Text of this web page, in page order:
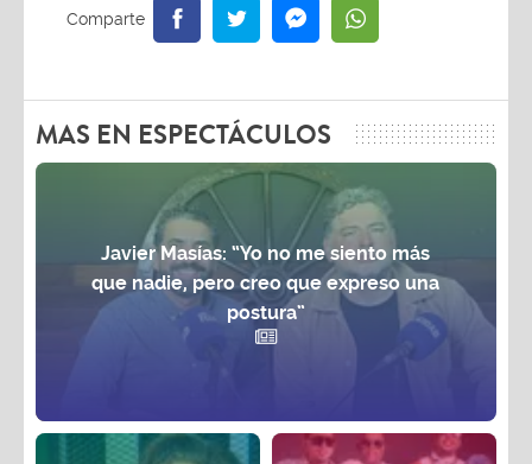
MAS EN ESPECTÁCULOS
Javier Masías: “Yo no me siento más
que nadie, pero creo que expreso una
postura”